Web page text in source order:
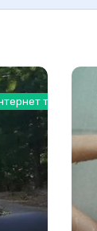
технологии